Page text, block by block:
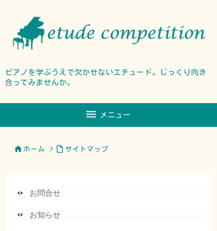
ピアノを学ぶうえで欠かせないエチュード。じっくり向き
合ってみませんか。
 メニュー
 ホーム >  サイトマップ
お問合せ
お知らせ